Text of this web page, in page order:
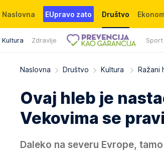
Naslovna EUpravo zato Društvo
Kultura Zdravlje Sport
Događaji News WMG fondacija
Naslovna Društvo Kultura Ražani
Ovaj hleb je
Vekovima se
Daleko na severu Evrope,